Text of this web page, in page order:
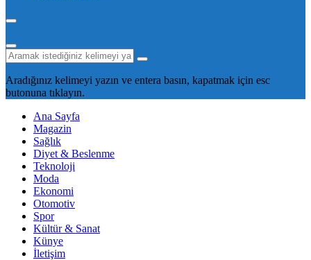
Aradığınız kelimeyi yazın ve entera basın, kapatmak için esc
butonuna tıklayın.
Ana Sayfa
Magazin
Sağlık
Diyet & Beslenme
Teknoloji
Moda
Ekonomi
Otomotiv
Spor
Kültür & Sanat
Künye
İletişim